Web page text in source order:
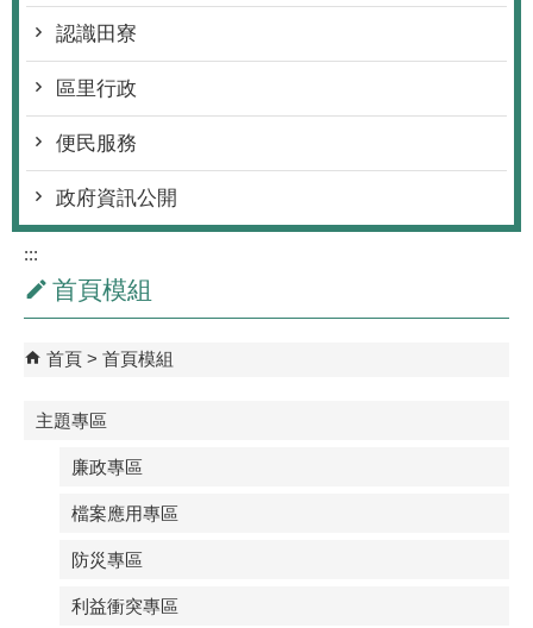
認識田寮
區里行政
便民服務
政府資訊公開
:::
首頁模組
首頁 首頁模組
主題專區
廉政專區
檔案應用專區
防災專區
利益衝突專區